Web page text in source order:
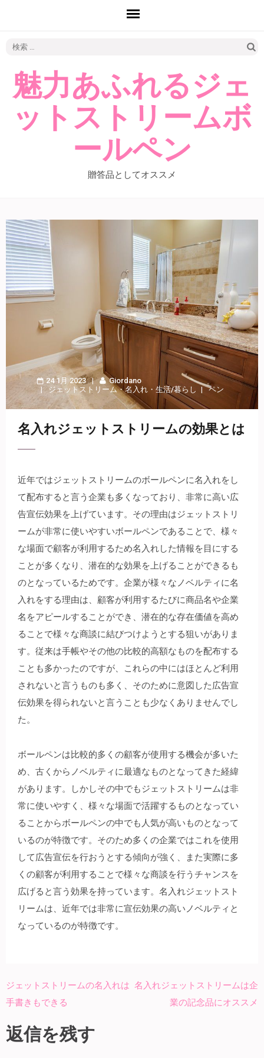
魅力あふれるジェ
ットストリームボ
ールペン
贈答品としてオススメ
24 1月 2023
Giordano
ジェットストリーム・名入れ ・ 生活/暮らし ペン
名入れジェットストリームの効果とは
近年ではジェットストリームのボールペンに名入れをし
て配布すると言う企業も多くなっており、非常に高い広
告宣伝効果を上げています。 その理由はジェットストリ
ームが非常に使いやすいボールペンであることで、様々
な場面で顧客が利用するため名入れした情報を目にする
ことが多くなり、潜在的な効果を上げることができるも
のとなっているためです。企業が様々なノベルティに名
入れをする理由は、顧客が利用するたびに商品名や企業
名をアピールすることができ、潜在的な存在価値を高め
ることで様々な商談に結びつけようとする狙いがありま
す。従来は手帳やその他の比較的高額なものを配布する
ことも多かったのですが、これらの中にはほとんど利用
されないと言うものも多く、そのために意図した広告宣
伝効果を得られないと言うことも少なくありませんでし
た。
ボールペンは比較的多くの顧客が使用する機会が多いた
め、古くからノベルティに最適なものとなってきた経緯
があります。しかしその中でもジェットストリームは非
常に使いやすく、様々な場面で活躍するものとなってい
ることからボールペンの中でも人気が高いものとなって
いるのが特徴です。そのため多くの企業ではこれを使用
して広告宣伝を行おうとする傾向が強く、また実際に多
くの顧客が利用することで様々な商談を行うチャンスを
広げると言う効果を持っています。名入れジェットスト
リームは、近年では非常に宣伝効果の高いノベルティと
なっているのが特徴です。
投
ナ
ビ
ジェットストリームの名入れは
手書きもできる
名入れジェットストリームは企
業の記念品にオススメ
返信を残す